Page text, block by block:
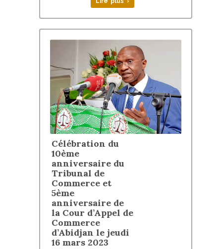
Célébration du
10ème
anniversaire du
Tribunal de
Commerce et
5ème
anniversaire de
la Cour d’Appel de
Commerce
d’Abidjan le jeudi
16 mars 2023